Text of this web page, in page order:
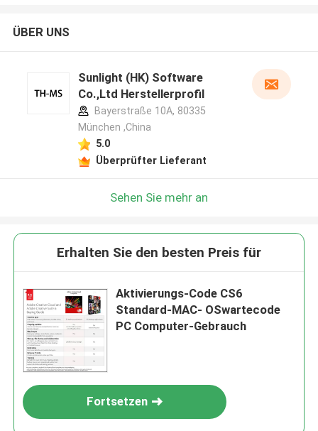
ÜBER UNS
Sunlight (HK) Software
Co.,Ltd Herstellerprofil
Bayerstraße 10A, 80335
München ,China
5.0
Überprüfter Lieferant
Sehen Sie mehr an
Erhalten Sie den besten Preis für
Aktivierungs-Code CS6
Standard-MAC- OSwartecode
PC Computer-Gebrauch
Fortsetzen